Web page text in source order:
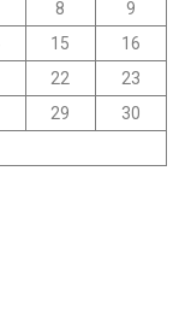
8
9
15
16
22
23
29
30